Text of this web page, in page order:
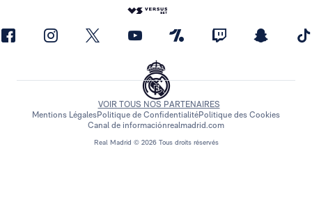
Real Madrid © 2026 Tous droits réservés
VOIR TOUS NOS PARTENAIRES
Mentions LégalesPolitique de ConfidentialitéPolitique des Cookies
Canal de informaciónrealmadrid.com